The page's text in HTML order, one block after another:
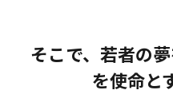
そこで、若者の
を使命と